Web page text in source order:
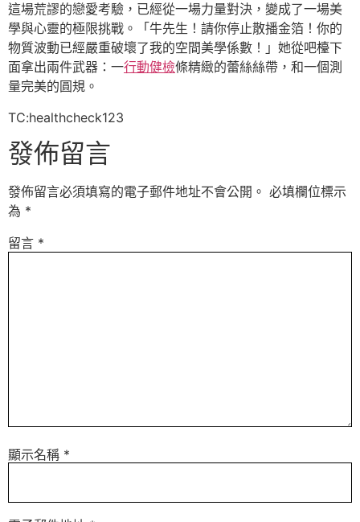
這場荒謬的戀愛考驗，已經從一場力量對決，變成了一場美
學與心靈的極限挑戰。「牛先生！請你停止散播金箔！你的
物質波動已經嚴重破壞了我的空間美學係數！」她從吧檯下
面拿出兩件武器：一行動健檢條精緻的蕾絲絲帶，和一個測
量完美的圓規。
TC:healthcheck123
發佈留言
發佈留言必須填寫的電子郵件地址不會公開。 必填欄位標示
為 *
留言 *
顯示名稱 *